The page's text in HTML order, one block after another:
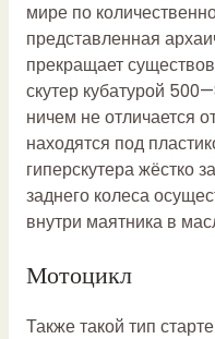
мире по
представленная
прекращает
скутер кубатурой
ничем не отличается
находятся под
гиперскутера жёстко
заднего колеса
внутри маятника в
Мотоцикл
Также такой тип